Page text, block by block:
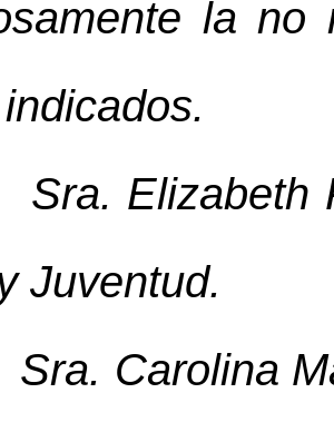
la no
Sra. Elizabeth
Juventud.
Sra. Carolina